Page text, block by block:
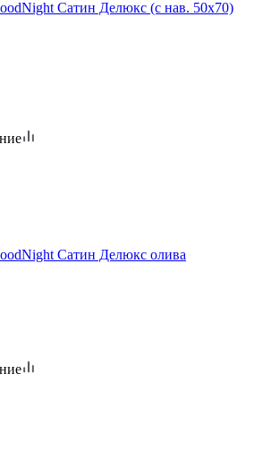
Сатин Делюкс (с нав. 50х70)
Сатин Делюкс олива